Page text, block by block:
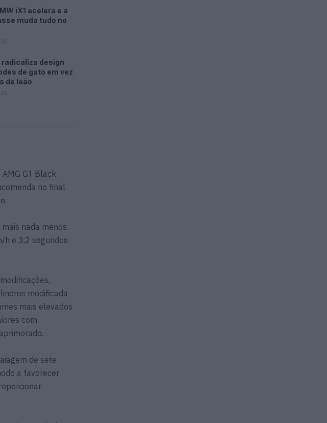
iX1 acelera e a
muda tudo no
radicaliza design
de gato em vez
de leão
GT Black
no final
nada menos
h e 3,2 segundos
modificada
mais elevados
com
de sete
a favorecer